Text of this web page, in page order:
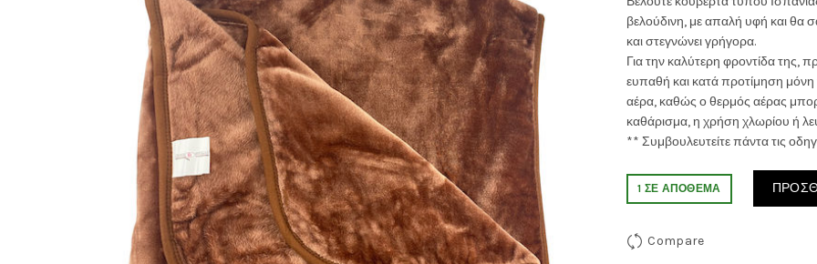
was:
75.00€.είναι:
βελούδινη, με απαλή υφή και θα
και στεγνώνει γρήγορα.
Για την καλύτερη φροντίδα της,
ευπαθή και κατά προτίμηση
αέρα, καθώς ο θερμός αέρας
καθάρισμα, η χρήση χλωρίου ή
** Συμβουλευτείτε πάντα τις
1 ΣΕ ΑΠΌΘΕΜΑ
Compare